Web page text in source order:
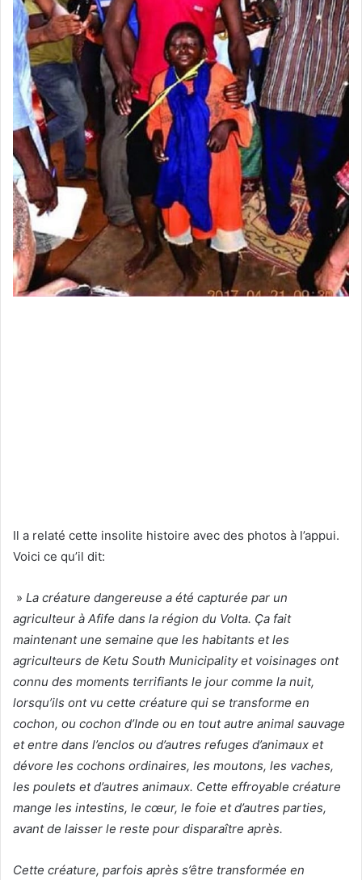
Il a relaté cette insolite histoire avec des photos à l’appui.
Voici ce qu’il dit:
» La créature dangereuse a été capturée par un
agriculteur à Afife dans la région du Volta. Ça fait
maintenant une semaine que les habitants et les
agriculteurs de Ketu South Municipality et voisinages ont
connu des moments terrifiants le jour comme la nuit,
lorsqu’ils ont vu cette créature qui se transforme en
cochon, ou cochon d’Inde ou en tout autre animal sauvage
et entre dans l’enclos ou d’autres refuges d’animaux et
dévore les cochons ordinaires, les moutons, les vaches,
les poulets et d’autres animaux. Cette effroyable créature
mange les intestins, le cœur, le foie et d’autres parties,
avant de laisser le reste pour disparaître après.
Cette créature, parfois après s’être transformée en